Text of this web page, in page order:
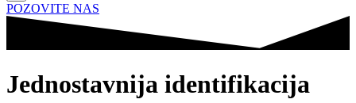
POZOVITE NAS
Jednostavnija identifikacija